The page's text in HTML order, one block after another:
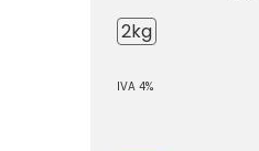
2kg
IVA 4%